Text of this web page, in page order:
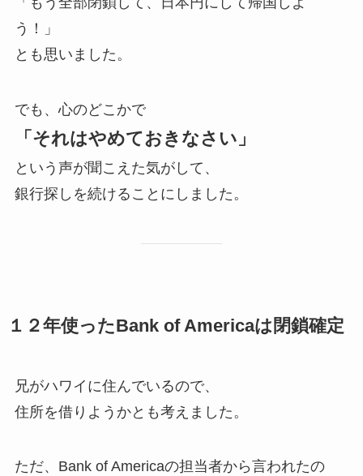
う！」
とも思いました。
でも、心のどこかで
「それはやめておきなさい」
という声が聞こえた気がして、
銀行探しを続けることにしました。
１２年使ったBank of Americaは閉鎖確定
兄がハワイに住んでいるので、
住所を借りようかとも考えました。
ただ、Bank of Americaの担当者から言われたの